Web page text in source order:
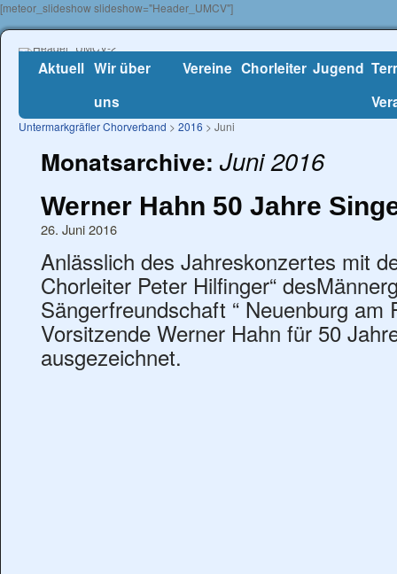
[meteor_slideshow slideshow="Header_UMCV"]
Aktuell Wir über
uns
Vereine Chorleiter Jugend
Untermarkgräfler Chorverband > 2016 > Juni
Monatsarchive: Juni 2016
Werner Hahn 50 Jahre
26. Juni 2016
Anlässlich des Jahreskonzertes mit
Chorleiter Peter Hilfinger“
Sängerfreundschaft “ Neuenburg
Vorsitzende Werner Hahn für 50
ausgezeichnet.